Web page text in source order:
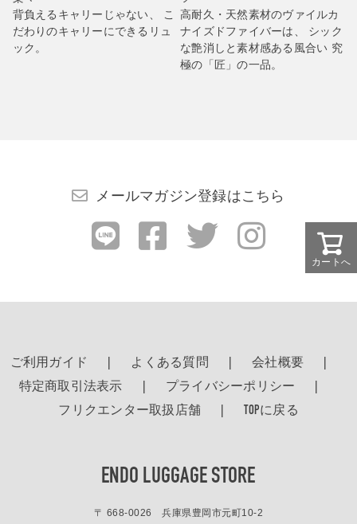
カートへ
背負えるキャリーじゃない、 こ
だわりのキャリーにできるリュ
ック。
高耐久・天然素材のヴァイルカ
ナイズドファイバーは、 シック
な艶消しと素材感ある風合い 究
極の「匠」の一品。
メールマガジン登録はこちら
ご利用ガイド よくある質問
会社概要
特定商取引法表示
プライバシーポリシー
フリクエンター取扱店舗
TOPに戻る
ENDO LUGGAGE STORE
〒 668-0026 兵庫県豊岡市元町10-2